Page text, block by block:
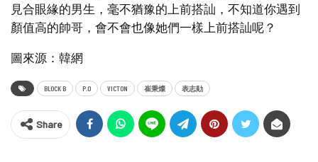
見合眼緣的男生，毫不猶豫的上前搭訕，不知道你遇到
顏值高的帥哥，會不會也像她們一樣上前搭訕呢？
圖來源：韓網
BLOCK B P.O VICTON 崔秉燦 表志勛
Share